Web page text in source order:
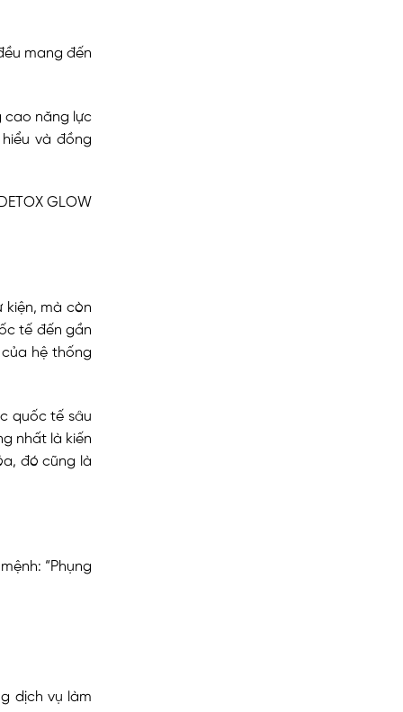
mang đến
cao năng lực
và đồng
kiện, mà còn
tế đến gần
hệ thống
quốc tế sâu
nhất là kiến
đó cũng là
“Phụng
dịch vụ làm